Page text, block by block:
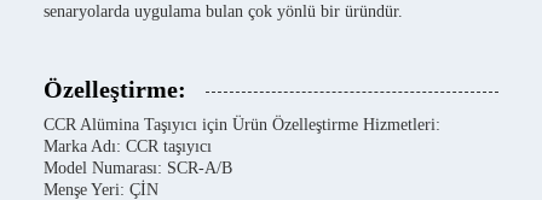
senaryolarda uygulama bulan çok yönlü bir üründür.
Özelleştirme:
CCR Alümina Taşıyıcı için Ürün Özelleştirme Hizmetleri:
Marka Adı: CCR taşıyıcı
Model Numarası: SCR-A/B
Menşe Yeri: ÇİN